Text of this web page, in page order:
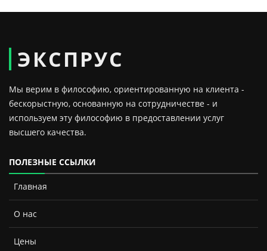
ЭКСПРУС
Мы верим в философию, ориентированную на клиента -
бескорыстную, основанную на сотрудничестве - и
используем эту философию в предоставлении услуг
высшего качества.
ПОЛЕЗНЫЕ ССЫЛКИ
Главная
О нас
Цены